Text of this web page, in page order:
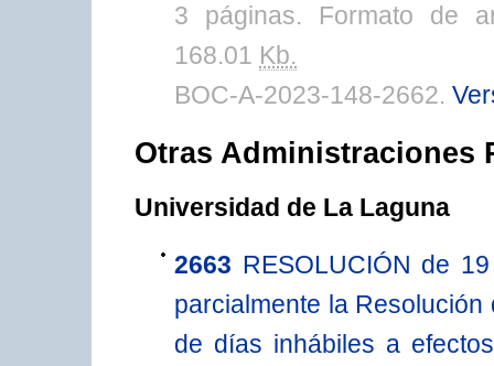
3 páginas. Formato de
168.01 Kb.
BOC-A-2023-148-2662.
Otras Administraciones
Universidad de La Laguna
2663 RESOLUCIÓN de
parcialmente la
de días inhábiles a